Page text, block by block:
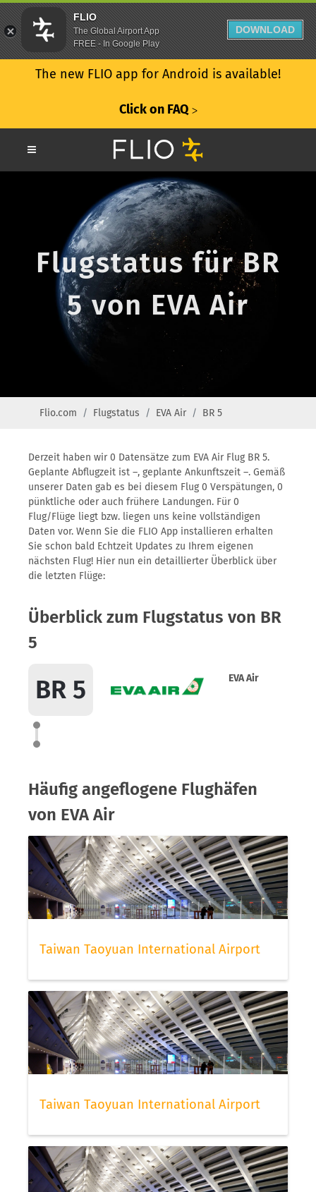
The new FLIO app for Android is available!
Click on FAQ ᐳ
Flugstatus für BR
5 von EVA Air
Flio.com Flugstatus EVA Air BR 5
Derzeit haben wir 0 Datensätze zum EVA Air Flug BR 5.
Geplante Abflugzeit ist –, geplante Ankunftszeit –. Gemäß
unserer Daten gab es bei diesem Flug 0 Verspätungen, 0
pünktliche oder auch frühere Landungen. Für 0
Flug/Flüge liegt bzw. liegen uns keine vollständigen
Daten vor. Wenn Sie die FLIO App installieren erhalten
Sie schon bald Echtzeit Updates zu Ihrem eigenen
nächsten Flug! Hier nun ein detaillierter Überblick über
die letzten Flüge:
Überblick zum Flugstatus von BR
5
BR 5 EVA Air
Häufig angeflogene Flughäfen
von EVA Air
Taiwan Taoyuan International Airport
Taiwan Taoyuan International Airport
FLIO
The Global Airport App
FREE - In Google Play
DOWNLOAD